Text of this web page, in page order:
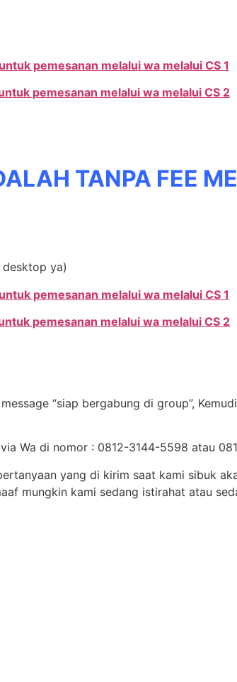
pemesanan melalui wa melalui CS 1
pemesanan melalui wa melalui CS 2
TANPA FEE
ya)
pemesanan melalui wa melalui CS 1
pemesanan melalui wa melalui CS 2
“siap bergabung di group”,
Wa di nomor : 0812-3144-5598 atau
yang di kirim saat kami sibuk
mungkin kami sedang istirahat atau